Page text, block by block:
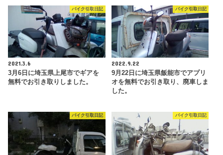
バイク引取日記
2021.3.6
3月6日に埼玉県上尾市でギアを
無料でお引き取りしました。
バイク引取日記
2022.9.22
9月22日に埼玉県飯能市でアプリ
オを無料でお引き取り、廃車しま
した。
バイク引取日記 バイク引取日記